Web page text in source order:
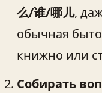
么/谁/哪儿,
обычная
книжно или
Собирать